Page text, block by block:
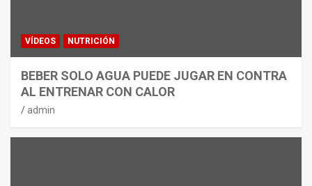
VÍDEOS NUTRICIÓN
BEBER SOLO AGUA PUEDE JUGAR EN CONTRA
AL ENTRENAR CON CALOR
admin